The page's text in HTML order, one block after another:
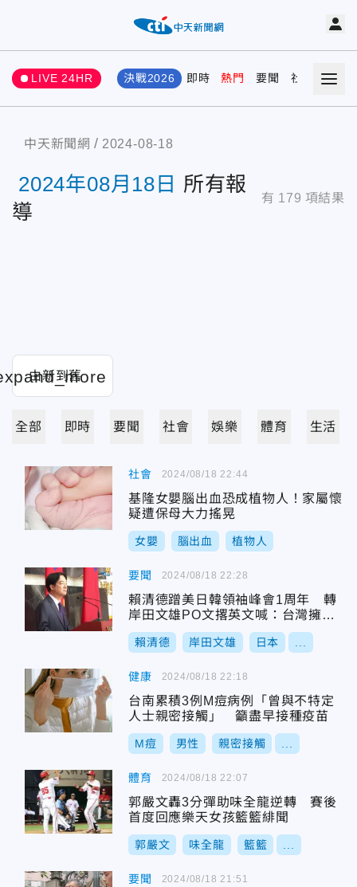
LIVE 24HR 決戰2026 即時 熱門 要聞 社會 娛樂
中天新聞網 2024-08-18
2024年08月18日 所有報
導
有 179 項結果
全部 即時 要聞 社會 娛樂 體育 生活
社會
基隆女嬰腦出血恐成植物人！家屬懷
疑遭保母大力搖晃
女嬰 腦出血 植物人
2024/08/18 22:44
要聞
賴清德蹭美日韓領袖峰會1周年 轉
岸田文雄PO文撂英文喊：台灣擁護
印太和平穩定
賴清德 岸田文雄 日本
2024/08/18 22:28
健康
台南累積3例M痘病例「曾與不特定
人士親密接觸」 籲盡早接種疫苗
M痘 男性 親密接觸
2024/08/18 22:18
體育
郭嚴文轟3分彈助味全龍逆轉 賽後
首度回應樂天女孩籃籃緋聞
郭嚴文 味全龍 籃籃
2024/08/18 22:07
要聞 2024/08/18 21:51